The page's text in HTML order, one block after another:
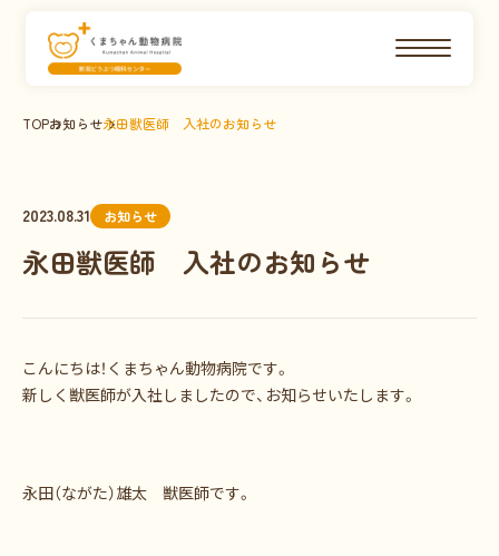
TOPお知らせ永田獣医師 入社のお知らせ
2023.08.31 お知らせ
永田獣医師 入社のお知らせ
こんにちは！くまちゃん動物病院です。
新しく獣医師が入社しましたので、お知らせいたします。
永田（ながた）雄太 獣医師です。